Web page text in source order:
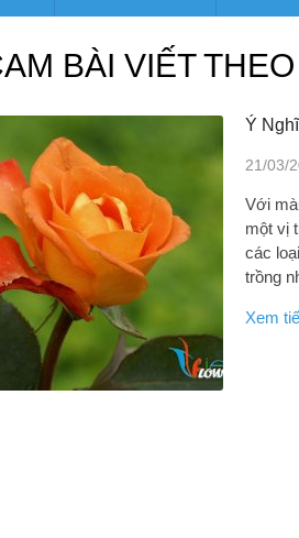
BÀI VIẾT
Ý
21/03/
Với
một vị
các
trồng
Xem